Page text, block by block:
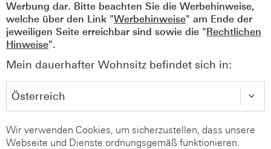
Werbung dar. Bitte beachten Sie die Werbehinweise,
welche über den Link "Werbehinweise" am Ende der
jeweiligen Seite erreichbar sind sowie die "Rechtlichen
Hinweise".
Mein dauerhafter Wohnsitz befindet sich in:
Wir verwenden Cookies, um sicherzustellen, dass unsere
Webseite und Dienste ordnungsgemäß funktionieren.